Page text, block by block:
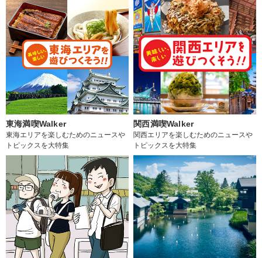
東海満喫Walker
東海エリアを楽しむためのニュースや
トピックスを大特集
関西満喫Walker
関西エリアを楽しむためのニュースや
トピックスを大特集